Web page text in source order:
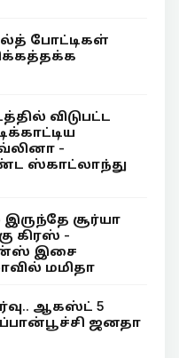
போட்டிகள்
விடுபட்ட
-
ஸ்காட்லாந்து
இருந்தே சூர்யா
கிரஸ் -
இசை
மமிதா
ஆகஸ்ட் 5
ஜனதா